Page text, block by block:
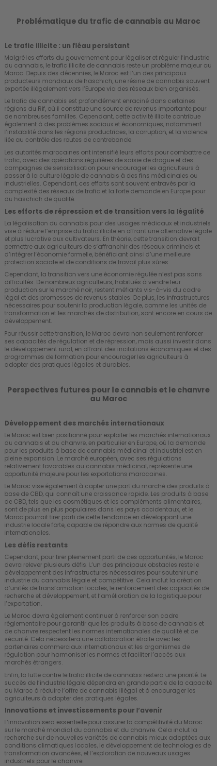
Problématique du trafic de cannabis au Maroc
Le trafic illicite : un fléau persistant
Malgré les efforts du gouvernement pour légaliser et réguler l’industrie
du cannabis, le trafic illicite de cannabis reste un problème majeur au
Maroc. Depuis des décennies, le Maroc est l’un des principaux
producteurs mondiaux de haschich, une résine de cannabis souvent
exportée illégalement vers l’Europe via des réseaux bien organisés.
Le trafic de cannabis est profondément enraciné dans certaines
régions du Rif, où il constitue une source de revenus importante pour
de nombreuses familles. Cependant, cette activité illicite contribue
également à des problèmes sociaux et économiques, notamment
l’instabilité dans les régions productrices, la corruption, et la violence
liée au contrôle des routes de contrebande.
Les autorités marocaines ont intensifié leurs efforts pour combattre ce
trafic, avec des opérations régulières de saisie de drogue et des
campagnes de sensibilisation pour encourager les agriculteurs à
passer à la culture légale de cannabis à des fins médicinales ou
industrielles. Cependant, ces efforts sont souvent entravés par la
complexité des réseaux de trafic et la forte demande en Europe pour
du haschich de qualité.
Les efforts de répression et de transition vers la légalité
La légalisation du cannabis pour des usages médicaux et industriels
vise à réduire l’emprise du trafic illicite en offrant une alternative légale
et plus lucrative aux cultivateurs. En théorie, cette transition devrait
permettre aux agriculteurs de s’affranchir des réseaux criminels et
d’intégrer l’économie formelle, bénéficiant ainsi d’une meilleure
protection sociale et de conditions de travail plus sûres.
Cependant, la transition vers une économie régulée n’est pas sans
difficultés. De nombreux agriculteurs, habitués à vendre leur
production sur le marché noir, restent méfiants vis-à-vis du cadre
légal et des promesses de revenus stables. De plus, les infrastructures
nécessaires pour soutenir la production légale, comme les unités de
transformation et les marchés de distribution, sont encore en cours de
développement.
Pour réussir cette transition, le Maroc devra non seulement renforcer
ses capacités de régulation et de répression, mais aussi investir dans
le développement rural, en offrant des incitations économiques et des
programmes de formation pour encourager les agriculteurs à
adopter des pratiques légales et durables.
Perspectives futures pour le cannabis et le chanvre
au Maroc
Développement des marchés internationaux
Le Maroc est bien positionné pour exploiter les marchés internationaux
du cannabis et du chanvre, en particulier en Europe, où la demande
pour les produits à base de cannabis médicinal et industriel est en
pleine expansion. Le marché européen, avec ses régulations
relativement favorables au cannabis médicinal, représente une
opportunité majeure pour les exportations marocaines.
Le Maroc vise également à capter une part du marché des produits à
base de CBD, qui connaît une croissance rapide. Les produits à base
de CBD, tels que les cosmétiques et les compléments alimentaires,
sont de plus en plus populaires dans les pays occidentaux, et le
Maroc pourrait tirer parti de cette tendance en développant une
industrie locale forte, capable de répondre aux normes de qualité
internationales.
Les défis restants
Cependant, pour tirer pleinement parti de ces opportunités, le Maroc
devra relever plusieurs défis. L’un des principaux obstacles reste le
développement des infrastructures nécessaires pour soutenir une
industrie du cannabis légale et compétitive. Cela inclut la création
d’unités de transformation locales, le renforcement des capacités de
recherche et développement, et l’amélioration de la logistique pour
l’exportation.
Le Maroc devra également continuer à renforcer son cadre
réglementaire pour garantir que les produits à base de cannabis et
de chanvre respectent les normes internationales de qualité et de
sécurité. Cela nécessitera une collaboration étroite avec les
partenaires commerciaux internationaux et les organismes de
régulation pour harmoniser les normes et faciliter l’accès aux
marchés étrangers.
Enfin, la lutte contre le trafic illicite de cannabis restera une priorité. Le
succès de l’industrie légale dépendra en grande partie de la capacité
du Maroc à réduire l’offre de cannabis illégal et à encourager les
agriculteurs à adopter des pratiques légales.
Innovations et investissements pour l’avenir
L’innovation sera essentielle pour assurer la compétitivité du Maroc
sur le marché mondial du cannabis et du chanvre. Cela inclut la
recherche sur de nouvelles variétés de cannabis mieux adaptées aux
conditions climatiques locales, le développement de technologies de
transformation avancées, et l’exploration de nouveaux usages
industriels pour le chanvre.